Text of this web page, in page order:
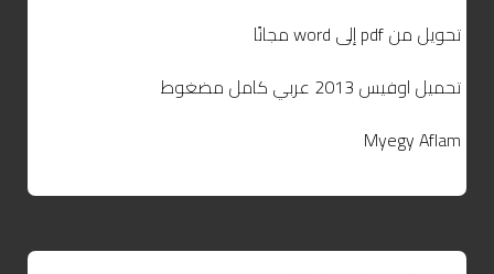
تحويل من pdf إلى word مجانًا
تحميل اوفيس 2013 عربي كامل مضغوط
Myegy Aflam